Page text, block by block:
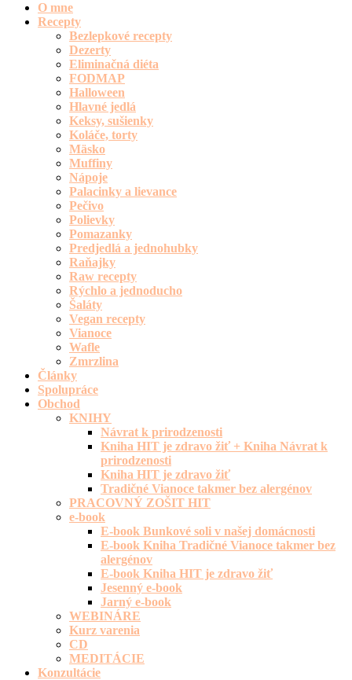
O mne
Recepty
Bezlepkové recepty
Dezerty
Eliminačná diéta
FODMAP
Halloween
Hlavné jedlá
Keksy, sušienky
Koláče, torty
Mäsko
Muffiny
Nápoje
Palacinky a lievance
Pečivo
Polievky
Pomazanky
Predjedlá a jednohubky
Raňajky
Raw recepty
Rýchlo a jednoducho
Šaláty
Vegan recepty
Vianoce
Wafle
Zmrzlina
Články
Spolupráce
Obchod
KNIHY
Návrat k prirodzenosti
Kniha HIT je zdravo žiť + Kniha Návrat k
prirodzenosti
Kniha HIT je zdravo žiť
Tradičné Vianoce takmer bez alergénov
PRACOVNÝ ZOŠIT HIT
e-book
E-book Bunkové soli v našej domácnosti
E-book Kniha Tradičné Vianoce takmer bez
alergénov
E-book Kniha HIT je zdravo žiť
Jesenný e-book
Jarný e-book
WEBINÁRE
Kurz varenia
CD
MEDITÁCIE
Konzultácie